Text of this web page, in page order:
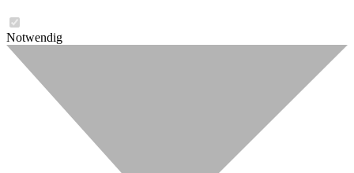
Notwendig